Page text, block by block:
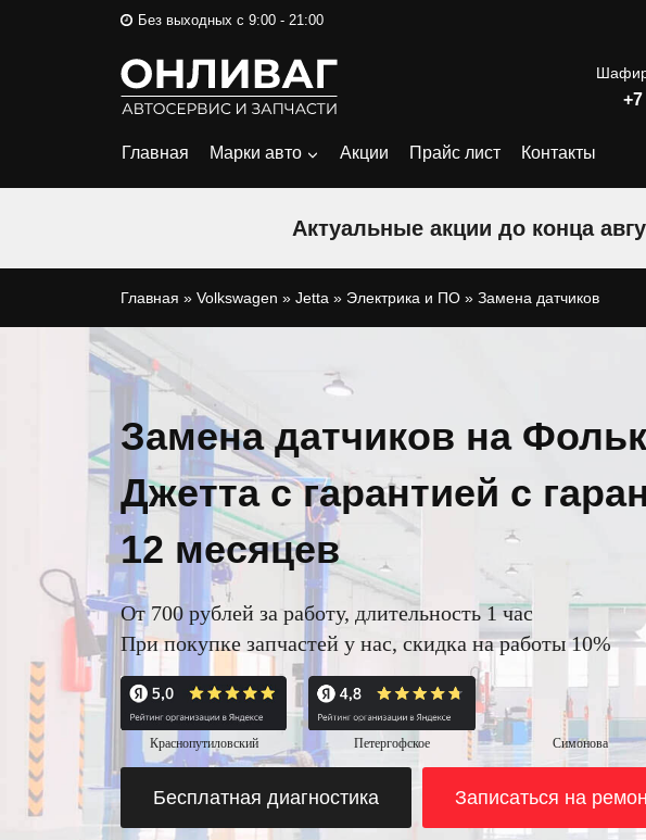
Без выходных с 9:00 - 21:00
+7
Главная Марки авто Акции Прайс лист Контакты
Актуальные акции до конца
Главная » Volkswagen » Jetta » Электрика и ПО » Замена датчиков
Замена датчиков на
Джетта с гарантией с
12 месяцев
От 700 рублей за работу, длительность 1 час
При покупке запчастей у нас, скидка на работы 10%
Краснопутиловский Петергофское Симонова
Бесплатная диагностика Записаться на